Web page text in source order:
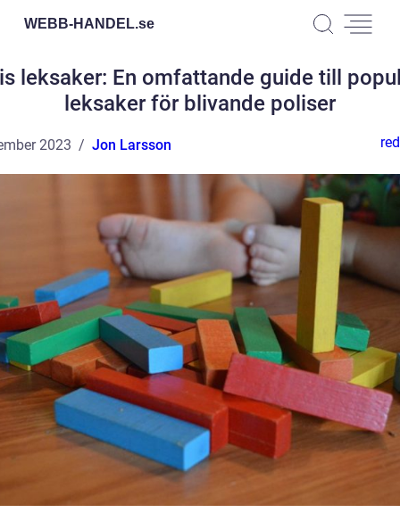
WEBB-HANDEL.se
leksaker: En omfattande guide till
leksaker för blivande poliser
2023 Jon Larsson